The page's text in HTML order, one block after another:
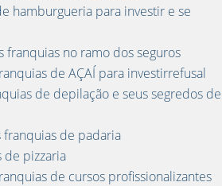
hamburgueria para investir e se
franquias no ramo dos seguros
de AÇAÍ para investirrefusal
de depilação e seus segredos de
franquias de padaria
de pizzaria
de cursos profissionalizantes